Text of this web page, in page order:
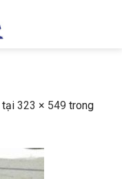
tại 323 × 549 trong